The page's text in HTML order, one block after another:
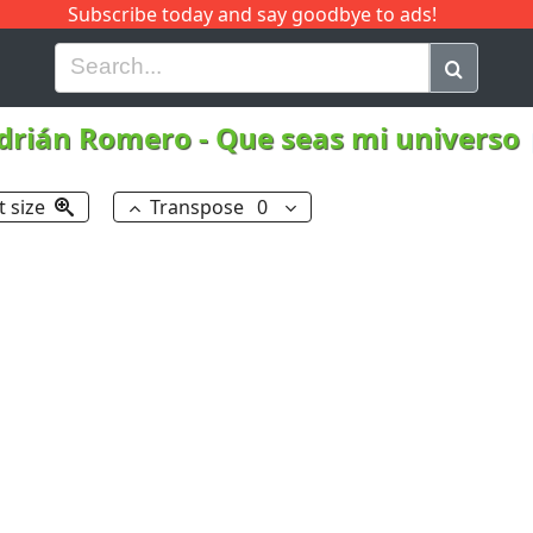
Subscribe today and say goodbye to ads!
H I J Q
Romero- Que seas mi universo
size Transpose 0